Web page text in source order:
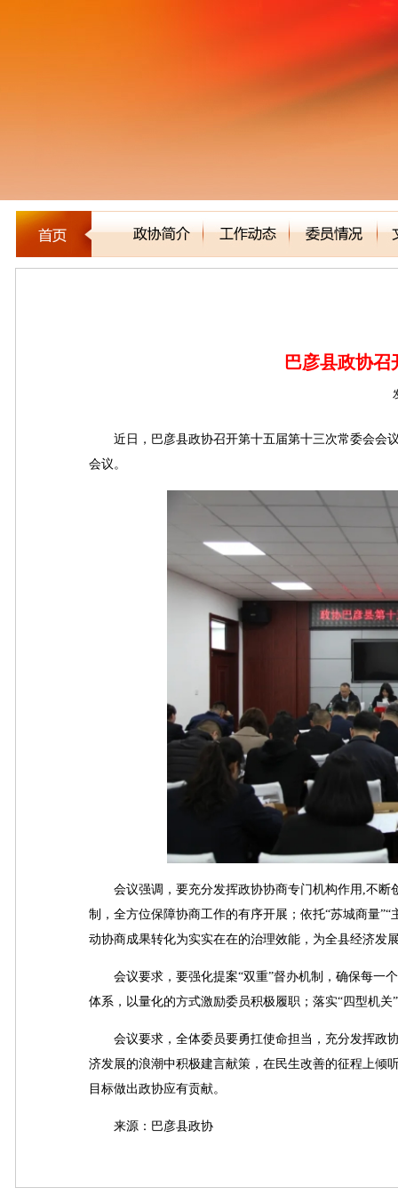
巴彦县政协
近日，巴彦县政协召开第十五届第十三次常委会会
会议。
会议强调，要充分发挥政协协商专门机构作用,不断
制，全方位保障协商工作的有序开展；依托“苏城商量
动协商成果转化为实实在在的治理效能，为全县经济发
会议要求，要强化提案“双重”督办机制，确保每一个
体系，以量化的方式激励委员积极履职；落实“四型机
会议要求，全体委员要勇扛使命担当，充分发挥政协
济发展的浪潮中积极建言献策，在民生改善的征程上倾
目标做出政协应有贡献。
来源：巴彦县政协